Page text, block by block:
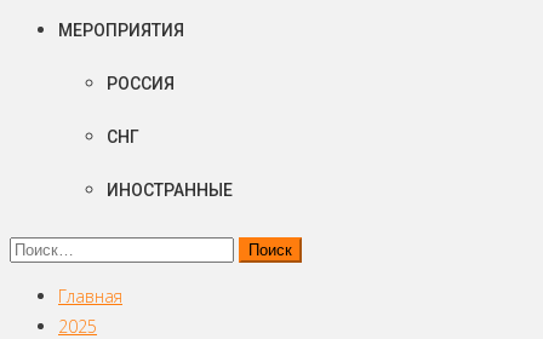
МЕРОПРИЯТИЯ
РОССИЯ
СНГ
ИНОСТРАННЫЕ
Найти:
Главная
2025